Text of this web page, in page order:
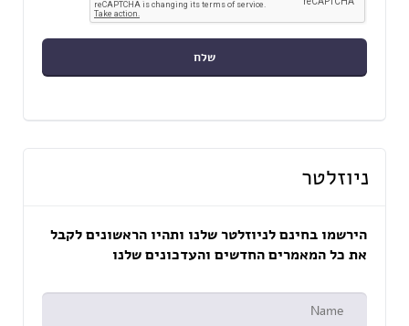
ניוזלטר
הירשמו בחינם לניוזלטר שלנו ותהיו הראשונים לקבל
את כל המאמרים החדשים והעדכונים שלנו